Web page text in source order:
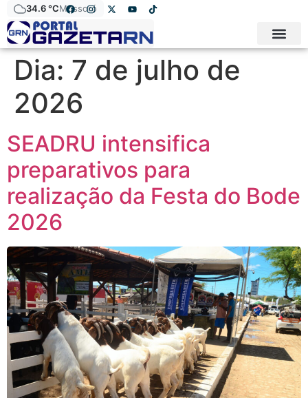
34.6 °CMossoró
Dia: 7 de julho de
2026
SEADRU intensifica
preparativos para
realização da Festa do Bode
2026